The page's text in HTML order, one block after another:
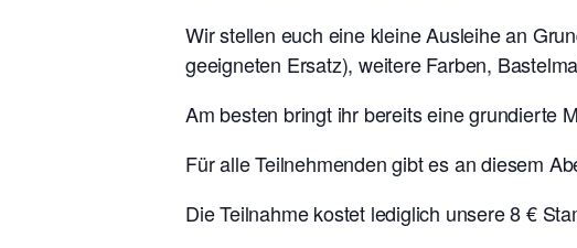
Wir stellen euch eine kleine Ausleihe an
geeigneten Ersatz), weitere Farben,
Am besten bringt ihr bereits eine grundierte
Für alle Teilnehmenden gibt es an diesem
Die Teilnahme kostet lediglich unsere 8 €